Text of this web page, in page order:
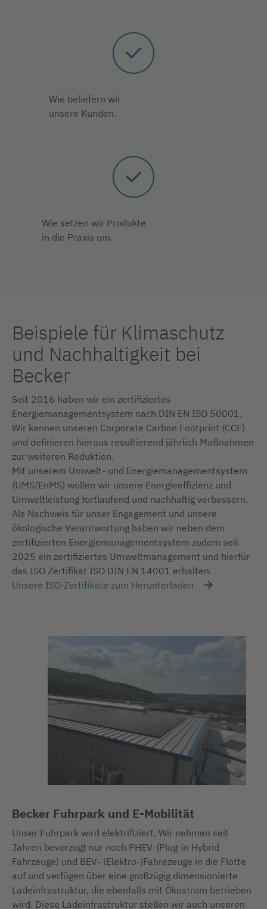
Wie beliefern wir
unsere Kunden.
Wie setzen wir Produkte
in die Praxis um.
Beispiele für Klimaschutz
und Nachhaltigkeit bei
Becker
Seit 2016 haben wir ein zertifiziertes
Energiemanagementsystem nach DIN EN ISO 50001.
Wir kennen unseren Corporate Carbon Footprint (CCF)
und definieren hieraus resultierend jährlich Maßnahmen
zur weiteren Reduktion.
Mit unserem Umwelt- und Energiemanagementsystem
(UMS/EnMS) wollen wir unsere Energieeffizienz und
Umweltleistung fortlaufend und nachhaltig verbessern.
Als Nachweis für unser Engagement und unsere
ökologische Verantwortung haben wir neben dem
zertifizierten Energiemanagementsystem zudem seit
2025 ein zertifiziertes Umweltmanagement und hierfür
das ISO Zertifikat ISO DIN EN 14001 erhalten.
Unsere ISO-Zertifikate zum Herunterladen
Becker Fuhrpark und E-Mobilität
Unser Fuhrpark wird elektrifiziert. Wir nehmen seit
Jahren bevorzugt nur noch PHEV-(Plug-in Hybrid
Fahrzeuge) und BEV- (Elektro-)Fahrezeuge in die Flotte
auf und verfügen über eine großzügig dimensionierte
Ladeinfrastruktur, die ebenfalls mit Ökostrom betrieben
wird. Diese Ladeinfrastruktur stellen wir auch unseren